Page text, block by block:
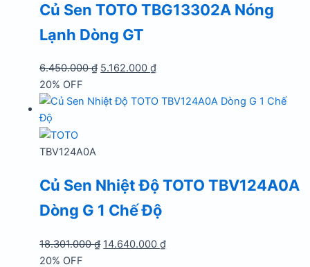
Củ Sen TOTO TBG13302A Nóng
Lạnh Dòng GT
6.450.000₫ Giá
là:
5.162.000₫Giá
tại
20% OFF
TBV124A0A
Củ Sen Nhiệt Độ TOTO TBV124A0A
Dòng G 1 Chế Độ
18.301.000₫ Giá
14.640.000₫Giá
20% OFF